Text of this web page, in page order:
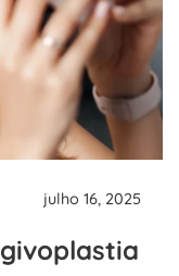
julho 16, 2025